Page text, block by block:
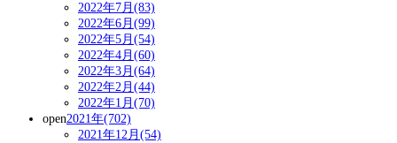
2022年7月(83)
2022年6月(99)
2022年5月(54)
2022年4月(60)
2022年3月(64)
2022年2月(44)
2022年1月(70)
open2021年(702)
2021年12月(54)